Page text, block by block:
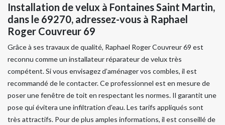
Installation de velux à Fontaines Saint Martin,
dans le 69270, adressez-vous à Raphael
Roger Couvreur 69
Grâce à ses travaux de qualité, Raphael Roger Couvreur 69 est
reconnu comme un installateur réparateur de velux très
compétent. Si vous envisagez d’aménager vos combles, il est
recommandé de le contacter. Ce professionnel est en mesure de
poser une fenêtre de toit en respectant les normes. Il garantit une
pose qui évitera une infiltration d’eau. Les tarifs appliqués sont
très attractifs. Pour de plus amples informations, il est conseillé de